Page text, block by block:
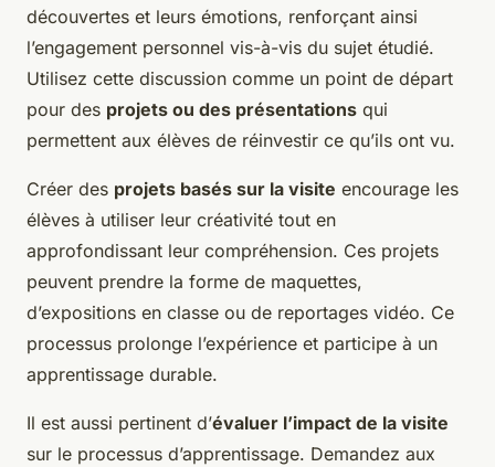
découvertes et leurs émotions, renforçant ainsi
l’engagement personnel vis-à-vis du sujet étudié.
Utilisez cette discussion comme un point de départ
pour des projets ou des présentations qui
permettent aux élèves de réinvestir ce qu’ils ont vu.
Créer des projets basés sur la visite encourage les
élèves à utiliser leur créativité tout en
approfondissant leur compréhension. Ces projets
peuvent prendre la forme de maquettes,
d’expositions en classe ou de reportages vidéo. Ce
processus prolonge l’expérience et participe à un
apprentissage durable.
Il est aussi pertinent d’évaluer l’impact de la visite
sur le processus d’apprentissage. Demandez aux